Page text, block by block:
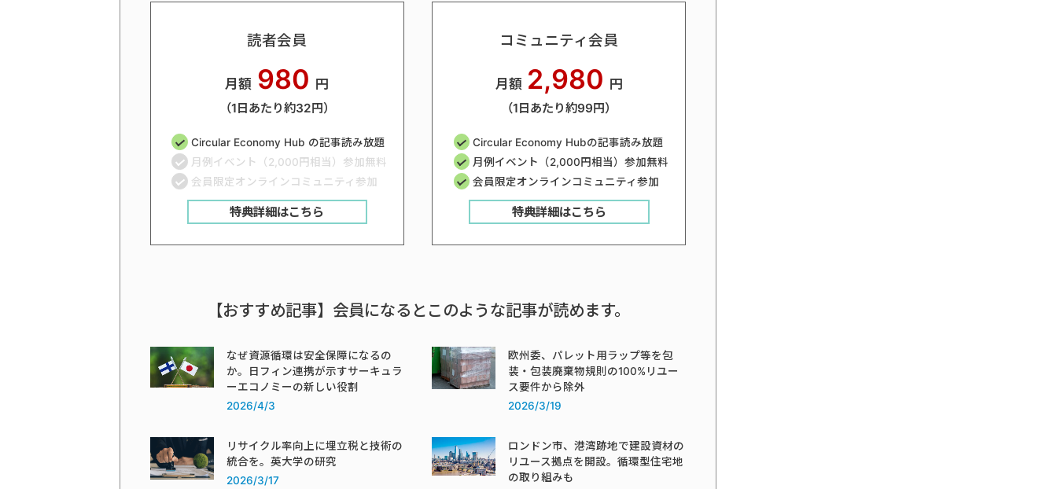
読者会員
月額 980 円
（1日あたり約32円）
Circular Economy Hub の記事読み放題
月例イベント（2,000円相当）参加無料
会員限定オンラインコミュニティ参加
特典詳細はこちら
コミュニティ会員
月額 2,980 円
（1日あたり約99円）
Circular Economy Hubの記事読み放題
月例イベント（2,000円相当）参加無料
会員限定オンラインコミュニティ参加
特典詳細はこちら
【おすすめ記事】会員になるとこのような記事が読めます。
なぜ資源循環は安全保障になるの
か。日フィン連携が示すサーキュラ
ーエコノミーの新しい役割
2026/4/3
欧州委、パレット用ラップ等を包
装・包装廃棄物規則の100%リユー
ス要件から除外
2026/3/19
リサイクル率向上に埋立税と技術の
統合を。英大学の研究
2026/3/17
ロンドン市、港湾跡地で建設資材の
リユース拠点を開設。循環型住宅地
の取り組みも